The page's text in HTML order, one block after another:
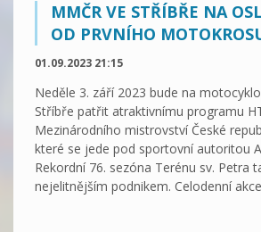
MMČR VE STŘÍBŘE NA
OD PRVNÍHO
01.09.2023 21:15
Neděle 3. září 2023 bude na
Stříbře patřit atraktivnímu programu
Mezinárodního mistrovství České
které se jede pod sportovní autoritou
Rekordní 76. sezóna Terénu sv. Petra
nejelitnějším podnikem. Celodenní